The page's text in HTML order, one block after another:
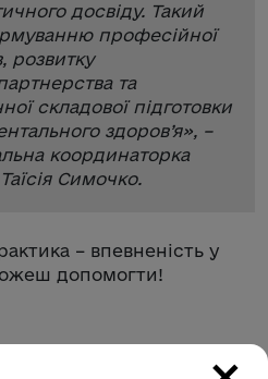
досвіду. Такий
професійної
розвитку
та
складової підготовки
здоров’я», –
координаторка
Симочко.
– впевненість у
допомогти!